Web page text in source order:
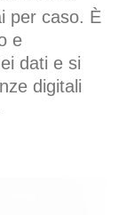
per caso. È
e
dati e si
digitali